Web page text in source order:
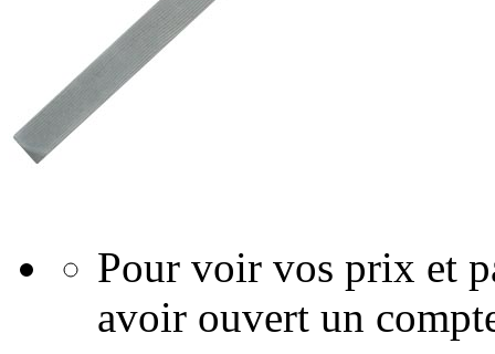
Pour voir vos prix et
avoir ouvert un